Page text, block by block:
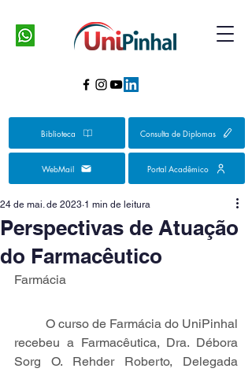
Biblioteca Consulta de Diplomas
WebMail Portal Acadêmico
Perspectivas de Atuação
do Farmacêutico
24 de mai. de 2023 1 min de leitura
Farmácia
O curso de Farmácia do UniPinhal
recebeu a Farmacêutica, Dra. Débora
Sorg O. Rehder Roberto, Delegada